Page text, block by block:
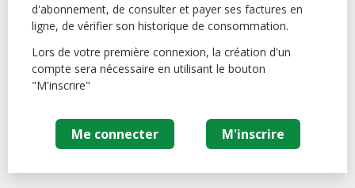
d'abonnement, de consulter et payer ses factures en
ligne, de vérifier son historique de consommation.
Lors de votre première connexion, la création d'un
compte sera nécessaire en utilisant le bouton
"M'inscrire"
Me connecter M'inscrire